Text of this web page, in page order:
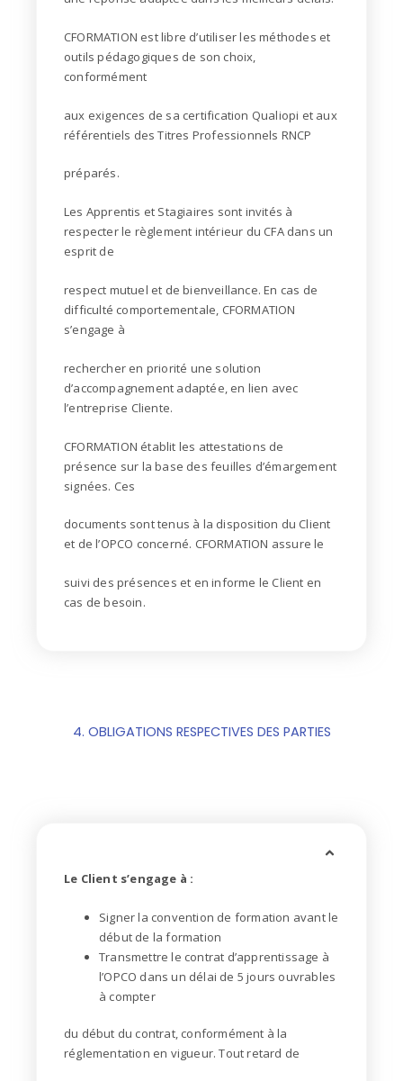
CFORMATION est libre d’utiliser les méthodes et
outils pédagogiques de son choix,
conformément
aux exigences de sa certification Qualiopi et aux
référentiels des Titres Professionnels RNCP
préparés.
Les Apprentis et Stagiaires sont invités à
respecter le règlement intérieur du CFA dans un
esprit de
respect mutuel et de bienveillance. En cas de
difficulté comportementale, CFORMATION
s’engage à
rechercher en priorité une solution
d’accompagnement adaptée, en lien avec
l’entreprise Cliente.
CFORMATION établit les attestations de
présence sur la base des feuilles d’émargement
signées. Ces
documents sont tenus à la disposition du Client
et de l’OPCO concerné. CFORMATION assure le
suivi des présences et en informe le Client en
cas de besoin.
4. OBLIGATIONS RESPECTIVES DES PARTIES
Le Client s’engage à :
Signer la convention de formation avant le
début de la formation
Transmettre le contrat d’apprentissage à
l’OPCO dans un délai de 5 jours ouvrables
à compter
du début du contrat, conformément à la
réglementation en vigueur. Tout retard de